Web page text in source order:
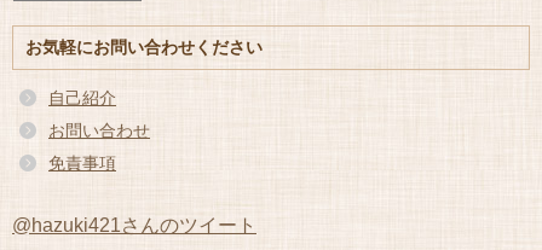
イ
ブ
お気軽にお問い合わせください
自己紹介
お問い合わせ
免責事項
@hazuki421さんのツイート